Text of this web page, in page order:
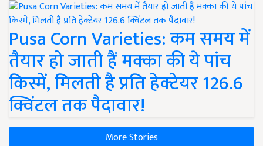
Pusa Corn Varieties: कम समय में
तैयार हो जाती हैं मक्का की ये पांच
किस्में, मिलती है प्रति हेक्टेयर 126.6
क्विंटल तक पैदावार!
More Stories